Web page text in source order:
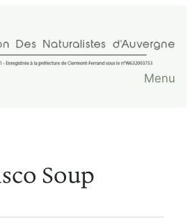
Menu
Soup